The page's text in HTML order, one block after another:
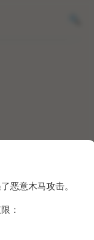
恶意木马攻击。
：